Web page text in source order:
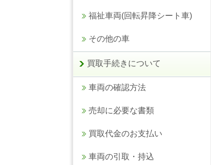
福祉車両(回転昇降シート車)
その他の車
買取手続きについて
車両の確認方法
売却に必要な書類
買取代金のお支払い
車両の引取・持込